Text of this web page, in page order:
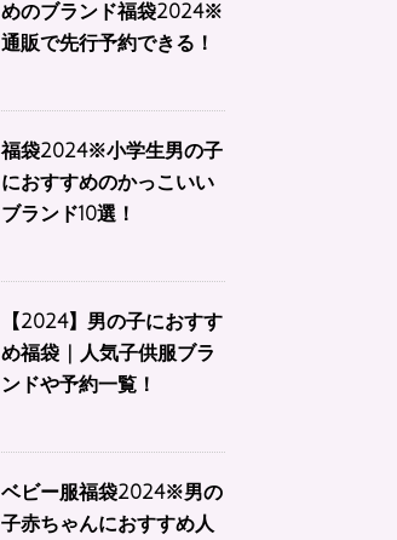
めのブランド福袋2024※
通販で先行予約できる！
福袋2024※小学生男の子
におすすめのかっこいい
ブランド10選！
【2024】男の子におすす
め福袋 | 人気子供服ブラ
ンドや予約一覧！
ベビー服福袋2024※男の
子赤ちゃんにおすすめ人